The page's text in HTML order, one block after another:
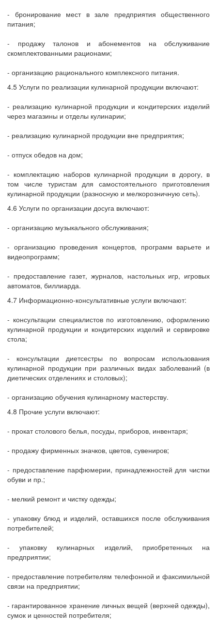
- бронирование мест в зале предприятия общественного
питания;
- продажу талонов и абонементов на обслуживание
скомплектованными рационами;
- организацию рационального комплексного питания.
4.5 Услуги по реализации кулинарной продукции включают:
- реализацию кулинарной продукции и кондитерских изделий
через магазины и отделы кулинарии;
- реализацию кулинарной продукции вне предприятия;
- отпуск обедов на дом;
- комплектацию наборов кулинарной продукции в дорогу, в
том числе туристам для самостоятельного приготовления
кулинарной продукции (разносную и мелкорозничную сеть).
4.6 Услуги по организации досуга включают:
- организацию музыкального обслуживания;
- организацию проведения концертов, программ варьете и
видеопрограмм;
- предоставление газет, журналов, настольных игр, игровых
автоматов, биллиарда.
4.7 Информационно-консультативные услуги включают:
- консультации специалистов по изготовлению, оформлению
кулинарной продукции и кондитерских изделий и сервировке
стола;
- консультации диетсестры по вопросам использования
кулинарной продукции при различных видах заболеваний (в
диетических отделениях и столовых);
- организацию обучения кулинарному мастерству.
4.8 Прочие услуги включают:
- прокат столового белья, посуды, приборов, инвентаря;
- продажу фирменных значков, цветов, сувениров;
- предоставление парфюмерии, принадлежностей для чистки
обуви и пр.;
- мелкий ремонт и чистку одежды;
- упаковку блюд и изделий, оставшихся после обслуживания
потребителей;
- упаковку кулинарных изделий, приобретенных на
предприятии;
- предоставление потребителям телефонной и факсимильной
связи на предприятии;
- гарантированное хранение личных вещей (верхней одежды),
сумок и ценностей потребителя;